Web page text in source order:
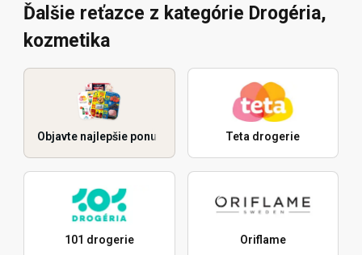
Ďalšie reťazce z kategórie Drogéria,
kozmetika
Objavte najlepšie ponuky Teta drogerie
101 drogerie Oriflame